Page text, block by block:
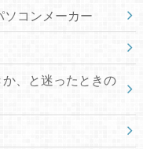
コンメーカー
、と迷ったときの